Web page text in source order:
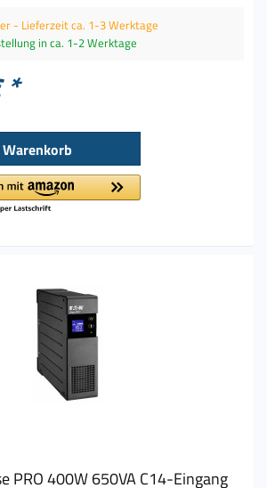
- Lieferzeit ca. 1-3 Werktage
in ca. 1-2 Werktage
*
Warenkorb
PRO 400W 650VA C14-Eingang